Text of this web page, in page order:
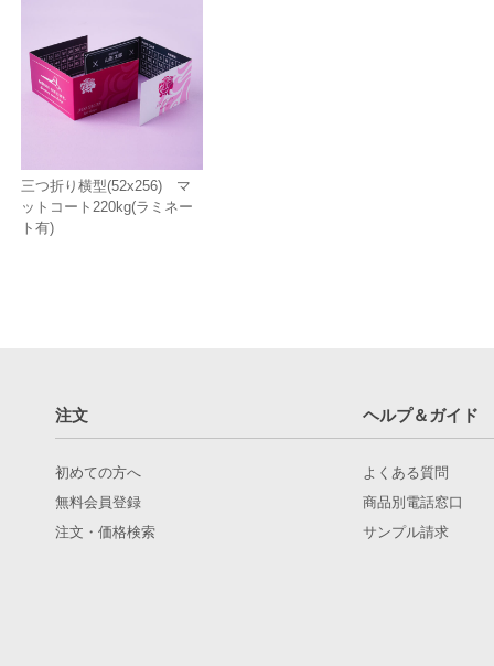
三つ折り横型(52x256) マ
ットコート220kg(ラミネー
ト有)
注文 ヘルプ＆ガイド
初めての方へ
無料会員登録
注文・価格検索
よくある質問
商品別電話窓口
サンプル請求